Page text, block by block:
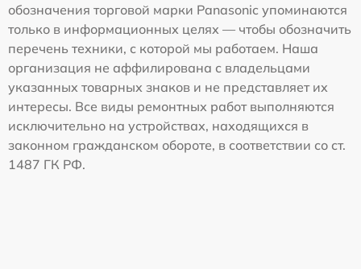
обозначения торговой марки Panasonic упоминаются
только в информационных целях — чтобы обозначить
перечень техники, с которой мы работаем. Наша
организация не аффилирована с владельцами
указанных товарных знаков и не представляет их
интересы. Все виды ремонтных работ выполняются
исключительно на устройствах, находящихся в
законном гражданском обороте, в соответствии со ст.
1487 ГК РФ.